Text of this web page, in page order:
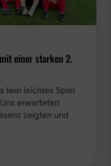
einer starken 2.
kein leichtes Spiel
erwarteten
zeigten und